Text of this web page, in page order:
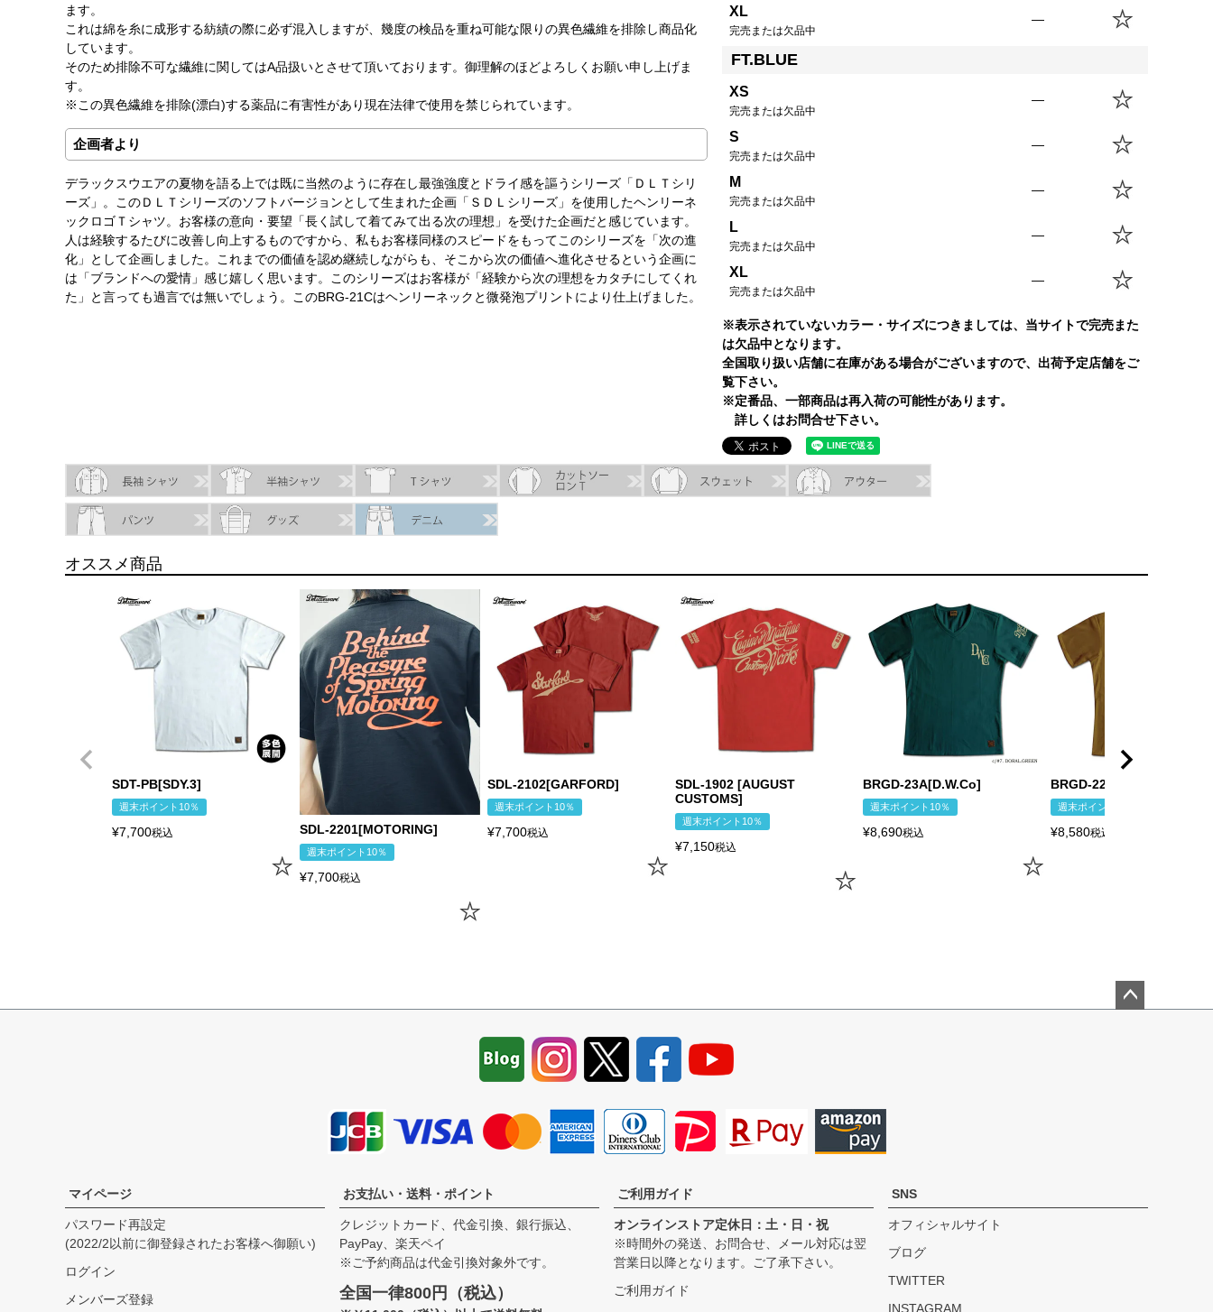
ます。
これは綿を糸に成形する紡績の際に必ず混入しますが、幾度の検品を重ね可能な限りの異色繊維を排除し商品化
しています。
そのため排除不可な繊維に関してはA品扱いとさせて頂いております。御理解のほどよろしくお願い申し上げま
す。
※この異色繊維を排除(漂白)する薬品に有害性があり現在法律で使用を禁じられています。
企画者より
デラックスウエアの夏物を語る上では既に当然のように存在し最強強度とドライ感を謳うシリーズ「ＤＬＴシリ
ーズ」。このＤＬＴシリーズのソフトバージョンとして生まれた企画「ＳＤＬシリーズ」を使用したヘンリーネ
ックロゴＴシャツ。お客様の意向・要望「長く試して着てみて出る次の理想」を受けた企画だと感じています。
人は経験するたびに改善し向上するものですから、私もお客様同様のスピードをもってこのシリーズを「次の進
化」として企画しました。これまでの価値を認め継続しながらも、そこから次の価値へ進化させるという企画に
は「ブランドへの愛情」感じ嬉しく思います。このシリーズはお客様が「経験から次の理想をカタチにしてくれ
た」と言っても過言では無いでしょう。このBRG-21Cはヘンリーネックと微発泡プリントにより仕上げました。
サイズ 身丈
60.0cm
63.0cm47.5cm 20.5cm
42.5cm
66.0cm
43.5cm
69.0cm53.5cm 22.5cm44.5cm
46.5cm
XL
完売または欠品中
—
FT.BLUE
XS
完売または欠品中
—
S
完売または欠品中
—
M
完売または欠品中
—
L
完売または欠品中
—
XL
完売または欠品中
—
※表示されていないカラー・サイズにつきましては、当サイトで完売また
は欠品中となります。
全国取り扱い店舗に在庫がある場合がございますので、出荷予定店舗をご
覧下さい。
※定番品、一部商品は再入荷の可能性があります。
詳しくはお問合せ下さい。
オススメ商品
SDT-PB[SDY.3]
週末ポイント10％
¥7,700税込 SDL-2201[MOTORING]
週末ポイント10％
¥7,700税込
SDL-2102[GARFORD]
週末ポイント10％
¥7,700税込
SDL-1902 [AUGUST
CUSTOMS]
週末ポイント10％
¥7,150税込
BRGD-23A[D.W.Co]
週末ポイント10％
¥8,690税込
BRGD-22A[D.W.Co]
週末ポイント10％
¥8,580税込
マイページ
パスワード再設定
(2022/2以前に御登録されたお客様へ御願い)
ログイン
メンバーズ登録
お支払い・送料・ポイント
クレジットカード、代金引換、銀行振込、
PayPay、楽天ペイ
※ご予約商品は代金引換対象外です。
全国一律800円（税込）
ご利用ガイド
オンラインストア定休日：土・日・祝
※時間外の発送、お問合せ、メール対応は翌
営業日以降となります。ご了承下さい。
ご利用ガイド
SNS
オフィシャルサイト
ブログ
TWITTER
INSTAGRAM